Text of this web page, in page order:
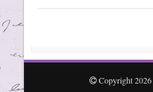
Copyright2026